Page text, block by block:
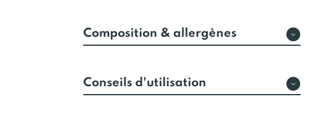
Composition & allergènes
Conseils d'utilisation